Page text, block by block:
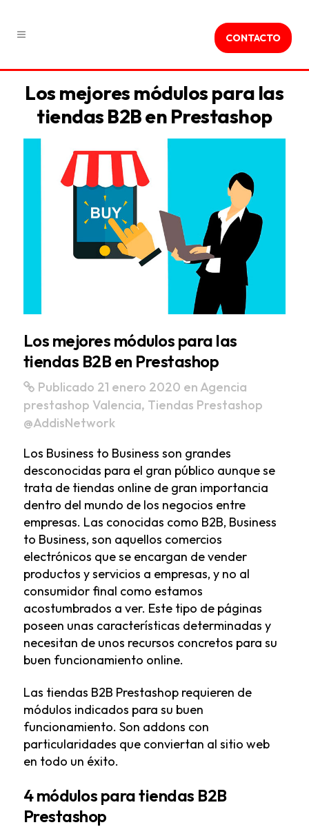
CONTACTO
Los mejores módulos para las
tiendas B2B en Prestashop
Los mejores módulos para las
tiendas B2B en Prestashop
Publicado 21 enero 2020 en Agencia
prestashop Valencia, Tiendas Prestashop
@AddisNetwork
Los Business to Business son grandes
desconocidas para el gran público aunque se
trata de tiendas online de gran importancia
dentro del mundo de los negocios entre
empresas. Las conocidas como B2B, Business
to Business, son aquellos comercios
electrónicos que se encargan de vender
productos y servicios a empresas, y no al
consumidor final como estamos
acostumbrados a ver. Este tipo de páginas
poseen unas características determinadas y
necesitan de unos recursos concretos para su
buen funcionamiento online.
Las tiendas B2B Prestashop requieren de
módulos indicados para su buen
funcionamiento. Son addons con
particularidades que conviertan al sitio web
en todo un éxito.
4 módulos para tiendas B2B
Prestashop